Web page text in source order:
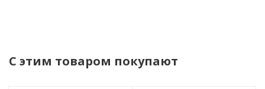
С этим товаром покупают